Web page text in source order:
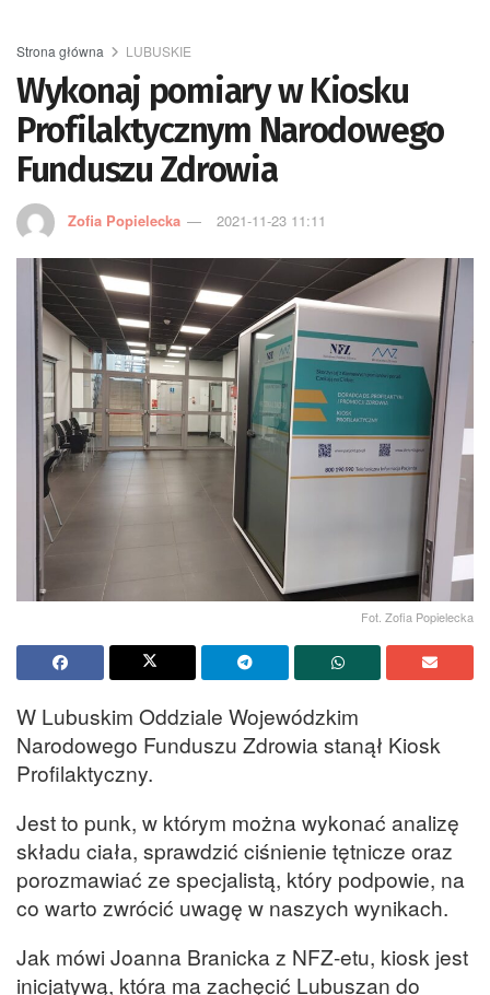
Strona główna LUBUSKIE
Wykonaj pomiary w Kiosku
Profilaktycznym Narodowego
Funduszu Zdrowia
Zofia Popielecka 2021-11-23 11:11
Fot. Zofia Popielecka
W Lubuskim Oddziale Wojewódzkim
Narodowego Funduszu Zdrowia stanął Kiosk
Profilaktyczny.
Jest to punk, w którym można wykonać analizę
składu ciała, sprawdzić ciśnienie tętnicze oraz
porozmawiać ze specjalistą, który podpowie, na
co warto zwrócić uwagę w naszych wynikach.
Jak mówi Joanna Branicka z NFZ-etu, kiosk jest
inicjatywą, która ma zachęcić Lubuszan do